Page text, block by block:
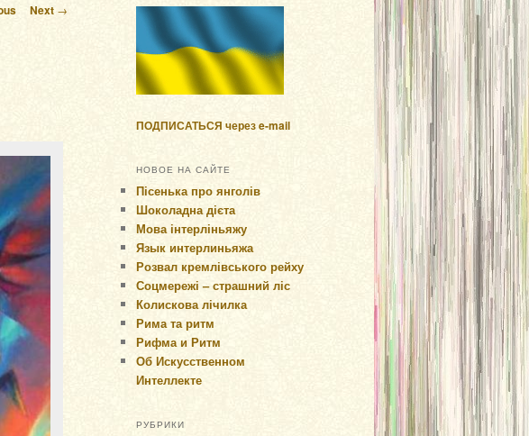
Next →
ПОДПИСАТЬСЯ через e-mail
НОВОЕ НА САЙТЕ
Пісенька про янголів
Шоколадна дієта
Мова інтерліньяжу
Язык интерлиньяжа
Розвал кремлівського рейху
Соцмережі – страшний ліс
Колискова лічилка
Рима та ритм
Рифма и Ритм
Об Искусственном
Интеллекте
РУБРИКИ